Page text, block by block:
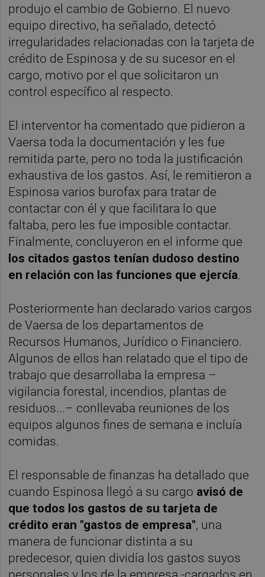
produjo el cambio de Gobierno. El nuevo
equipo directivo, ha señalado, detectó
irregularidades relacionadas con la tarjeta de
crédito de Espinosa y de su sucesor en el
cargo, motivo por el que solicitaron un
control específico al respecto.
El interventor ha comentado que pidieron a
Vaersa toda la documentación y les fue
remitida parte, pero no toda la justificación
exhaustiva de los gastos. Así, le remitieron a
Espinosa varios burofax para tratar de
contactar con él y que facilitara lo que
faltaba, pero les fue imposible contactar.
Finalmente, concluyeron en el informe que
los citados gastos tenían dudoso destino
en relación con las funciones que ejercía.
Posteriormente han declarado varios cargos
de Vaersa de los departamentos de
Recursos Humanos, Jurídico o Financiero.
Algunos de ellos han relatado que el tipo de
trabajo que desarrollaba la empresa –
vigilancia forestal, incendios, plantas de
residuos...– conllevaba reuniones de los
equipos algunos fines de semana e incluía
comidas.
El responsable de finanzas ha detallado que
cuando Espinosa llegó a su cargo avisó de
que todos los gastos de su tarjeta de
crédito eran "gastos de empresa", una
manera de funcionar distinta a su
predecesor, quien dividía los gastos suyos